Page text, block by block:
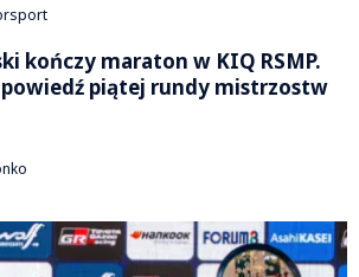
kończy maraton w KIQ RSMP.
piątej rundy mistrzostw